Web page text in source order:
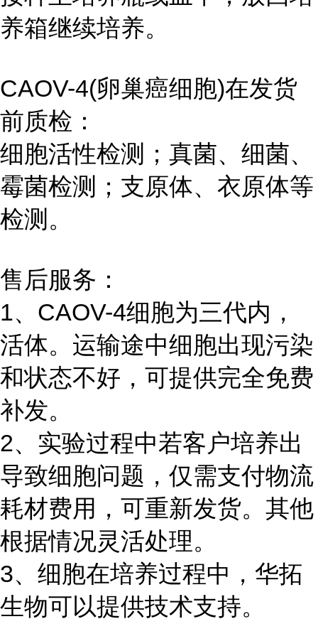
养箱继续培养。
CAOV-4(卵巢癌细胞)在发货
前质检：
细胞活性检测；真菌、细菌、
霉菌检测；支原体、衣原体等
检测。
售后服务：
1、CAOV-4细胞为三代内，
活体。运输途中细胞出现污染
和状态不好，可提供完全免费
补发。
2、实验过程中若客户培养出
导致细胞问题，仅需支付物流
耗材费用，可重新发货。其他
根据情况灵活处理。
3、细胞在培养过程中，华拓
生物可以提供技术支持。